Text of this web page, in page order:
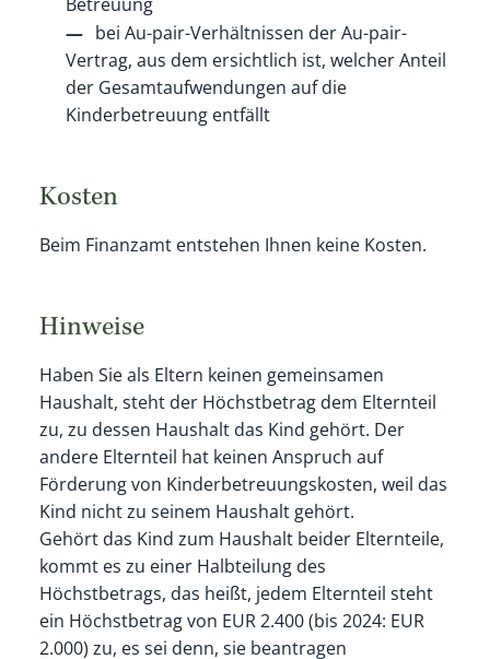
bei Au-pair-Verhältnissen der Au-pair-
Vertrag, aus dem ersichtlich ist, welcher Anteil
der Gesamtaufwendungen auf die
Kinderbetreuung entfällt
Kosten
Beim Finanzamt entstehen Ihnen keine Kosten.
Hinweise
Haben Sie als Eltern keinen gemeinsamen
Haushalt, steht der Höchstbetrag dem Elternteil
zu, zu dessen Haushalt das Kind gehört. Der
andere Elternteil hat keinen Anspruch auf
Förderung von Kinderbetreuungskosten, weil das
Kind nicht zu seinem Haushalt gehört.
Gehört das Kind zum Haushalt beider Elternteile,
kommt es zu einer Halbteilung des
Höchstbetrags, das heißt, jedem Elternteil steht
ein Höchstbetrag von EUR 2.400 (bis 2024: EUR
2.000) zu, es sei denn, sie beantragen